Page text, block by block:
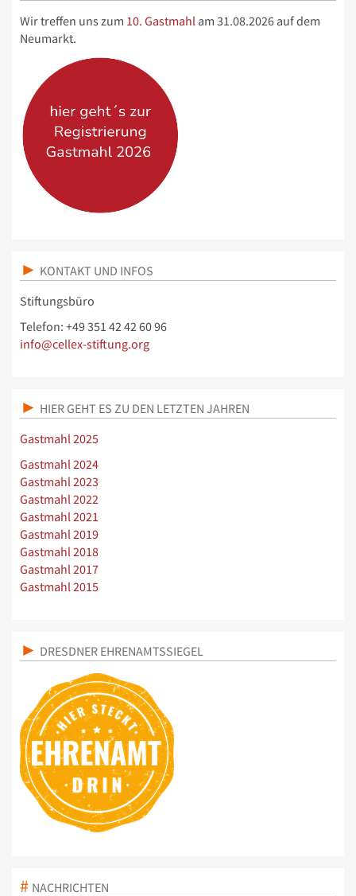
Wir treffen uns zum 10. Gastmahl am 31.08.2026 auf dem
Neumarkt.
KONTAKT UND INFOS
Stiftungsbüro
Telefon: +49 351 42 42 60 96
info@cellex-stiftung.org
HIER GEHT ES ZU DEN LETZTEN JAHREN
Gastmahl 2025
Gastmahl 2024
Gastmahl 2023
Gastmahl 2022
Gastmahl 2021
Gastmahl 2019
Gastmahl 2018
Gastmahl 2017
Gastmahl 2015
DRESDNER EHRENAMTSSIEGEL
NACHRICHTEN